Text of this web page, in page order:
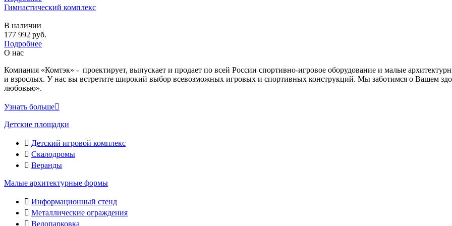
Гимнастический комплекс
В наличии
177 992 руб.
Подробнее
О нас
Компания «Комтэк» - проектирует, выпускает и продает по всей России спортивно-игровое оборудование и малые
и взрослых. У нас вы встретите широкий выбор всевозможных игровых и спортивных конструкций. Мы заботимся о Вашем
любовью».
Узнать больше
Детские площадки
Детский игровой комплекс
Скалодромы
Веранды
Малые архитектурные формы
Информационный стенд
Металлические ограждения
Велопарковка